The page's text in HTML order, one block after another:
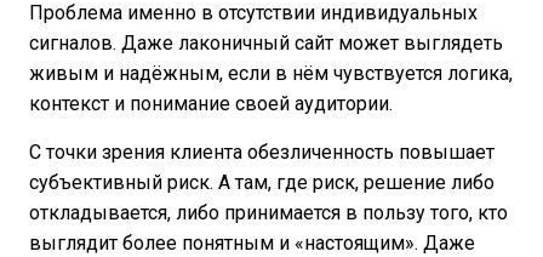
Проблема именно в отсутствии индивидуальных
сигналов. Даже лаконичный сайт может выглядеть
живым и надёжным, если в нём чувствуется логика,
контекст и понимание своей аудитории.
С точки зрения клиента обезличенность повышает
субъективный риск. А там, где риск, решение либо
откладывается, либо принимается в пользу того, кто
выглядит более понятным и «настоящим». Даже